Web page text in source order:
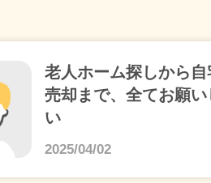
老人ホーム探しから自
売却まで、全てお願い
い
2025/04/02